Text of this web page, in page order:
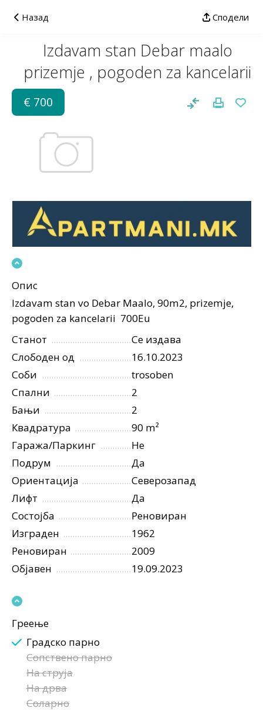
Назад Сподели
Izdavam stan Debar maalo
prizemje , pogoden za kancelarii
€ 700
Опис
Izdavam stan vo Debar Maalo, 90m2, prizemje,
pogoden za kancelarii 700Eu
Станот
Се издава
Слободен од
16.10.2023
Соби
trosoben
Спални
2
Бањи
2
Квадратура
90 m²
Гаража/Паркинг
Не
Подрум
Да
Ориентација
Северозапад
Лифт
Да
Состојба
Реновиран
Изграден
1962
Реновиран
2009
Објавен
19.09.2023
Греење
Градско парно
Сопствено парно
На струја
На дрва
Соларно